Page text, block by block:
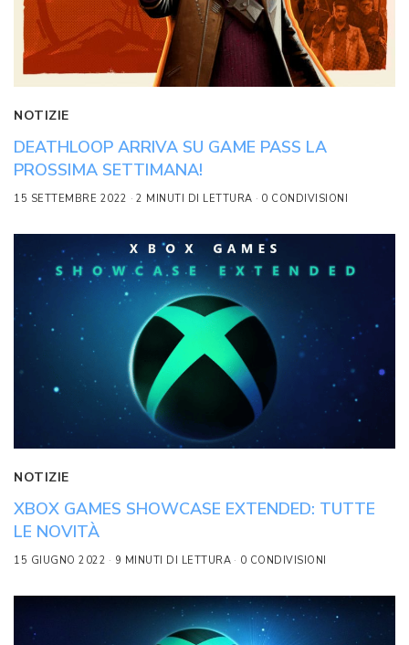
NOTIZIE
DEATHLOOP ARRIVA SU GAME PASS LA
PROSSIMA SETTIMANA!
15 SETTEMBRE 2022 2 MINUTI DI LETTURA 0 CONDIVISIONI
NOTIZIE
XBOX GAMES SHOWCASE EXTENDED: TUTTE
LE NOVITÀ
15 GIUGNO 2022 9 MINUTI DI LETTURA 0 CONDIVISIONI